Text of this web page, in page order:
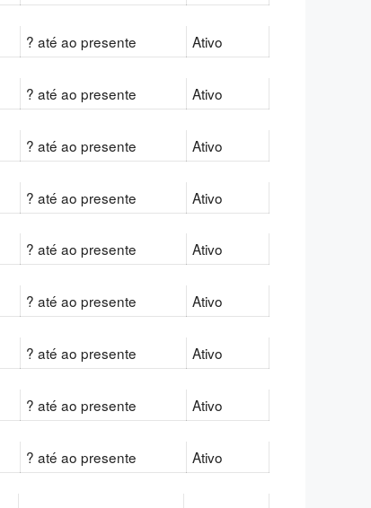
? até ao presente Ativo
? até ao presente Ativo
? até ao presente Ativo
? até ao presente Ativo
? até ao presente Ativo
? até ao presente Ativo
? até ao presente Ativo
? até ao presente Ativo
? até ao presente Ativo